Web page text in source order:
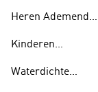
Heren Ademende
Kinderen
Sneakers
Waterdichte